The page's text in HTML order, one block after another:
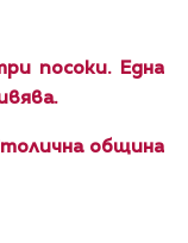
посоки. Една
община